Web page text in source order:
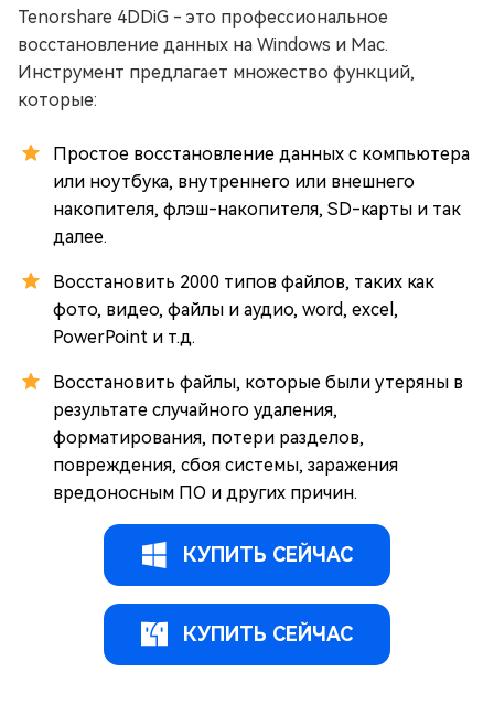
Tenorshare 4DDiG - это профессиональное
восстановление данных на Windows и Mac.
Инструмент предлагает множество функций,
которые:
Простое восстановление данных с компьютера
или ноутбука, внутреннего или внешнего
накопителя, флэш-накопителя, SD-карты и так
далее.
Восстановить 2000 типов файлов, таких как
фото, видео, файлы и аудио, word, excel,
PowerPoint и т.д.
Восстановить файлы, которые были утеряны в
результате случайного удаления,
форматирования, потери разделов,
повреждения, сбоя системы, заражения
вредоносным ПО и других причин.
КУПИТЬ СЕЙЧАС
КУПИТЬ СЕЙЧАС